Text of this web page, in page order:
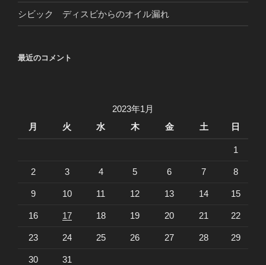
シビック ディスビからのオイル漏れ
最近のコメント
2023年1月
月
火 水 木 金 土 日
1
2 3 4 5 6 7 8
9 10 11 12 13 14 15
16 17 18 19 20 21 22
23 24 25 26 27 28 29
30 31